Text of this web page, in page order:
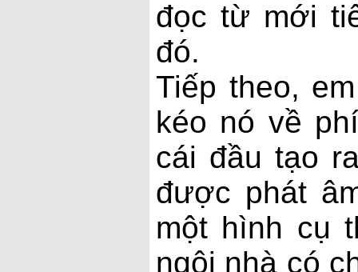
đọc từ mới
đó.
Tiếp theo,
kéo nó về
cái đầu tạo
được phát
một hình cụ
ngôi nhà có